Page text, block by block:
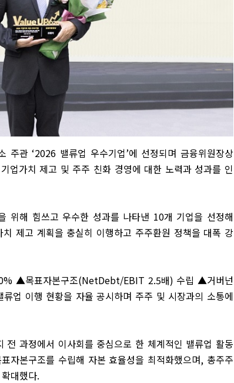
주관‘2026 밸류업 우수기업’에 선정되며 금융위원장상
업가치 제고 및 주주 친화 경영에 대한 노력과 성과를 인
위해 힘쓰고 우수한 성과를 나타낸 10개 기업을 선정해
제고 계획을 충실히 이행하고 주주환원 정책을 대폭 강
▲목표자본구조(NetDebt/EBIT 2.5배) 수립 ▲거버넌
류업 이행 현황을 자율 공시하며 주주 및 시장과의 소통에
전 과정에서 이사회를 중심으로 한 체계적인 밸류업 활동
자본구조를 수립해 자본 효율성을 최적화했으며, 총주주
대했다.